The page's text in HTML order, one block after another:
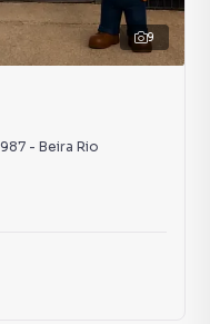
9
987 - Beira Rio